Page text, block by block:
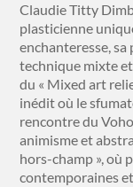
Claudie Titty
plasticienne
enchanteresse, sa
technique mixte
du « Mixed art
inédit où le
rencontre du
animisme et
hors-champ », où
contemporaines